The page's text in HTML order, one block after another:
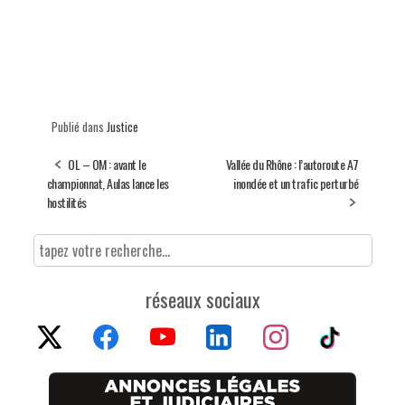
Publié dans Justice
OL – OM : avant le
championnat, Aulas lance les
hostilités
Vallée du Rhône : l’autoroute A7
inondée et un trafic perturbé
réseaux sociaux